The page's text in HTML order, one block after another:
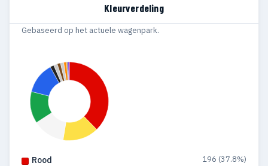
1973 27 2
1
Kleurverdeling
Gebaseerd op het actuele wagenpark.
Rood 196 (37.8%)